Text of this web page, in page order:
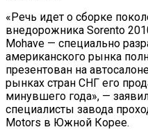
«Речь идет о сборке
внедорожника Sorento
Mohave — специально
американского рынка
презентован на
рынках стран СНГ его
минувшего года», —
специалисты завода
Motors в Южной Корее.